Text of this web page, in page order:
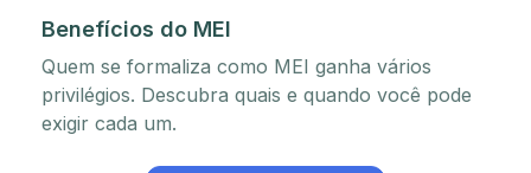
Benefícios do MEI
Quem se formaliza como MEI ganha vários
privilégios. Descubra quais e quando você pode
exigir cada um.